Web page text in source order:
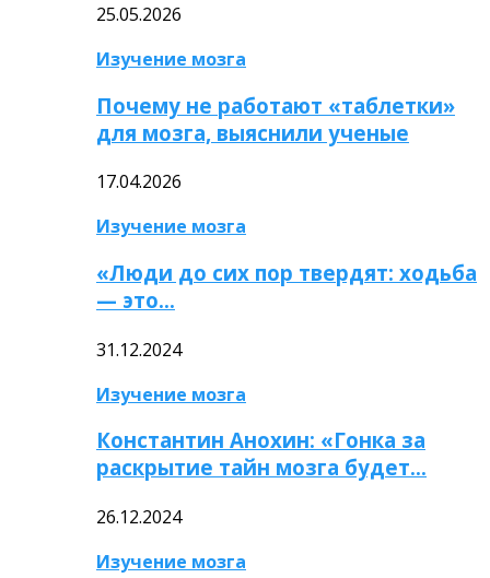
25.05.2026
Изучение мозга
Почему не работают «таблетки»
для мозга, выяснили ученые
17.04.2026
Изучение мозга
«Люди до сих пор твердят: ходьба
— это…
31.12.2024
Изучение мозга
Константин Анохин: «Гонка за
раскрытие тайн мозга будет…
26.12.2024
Изучение мозга